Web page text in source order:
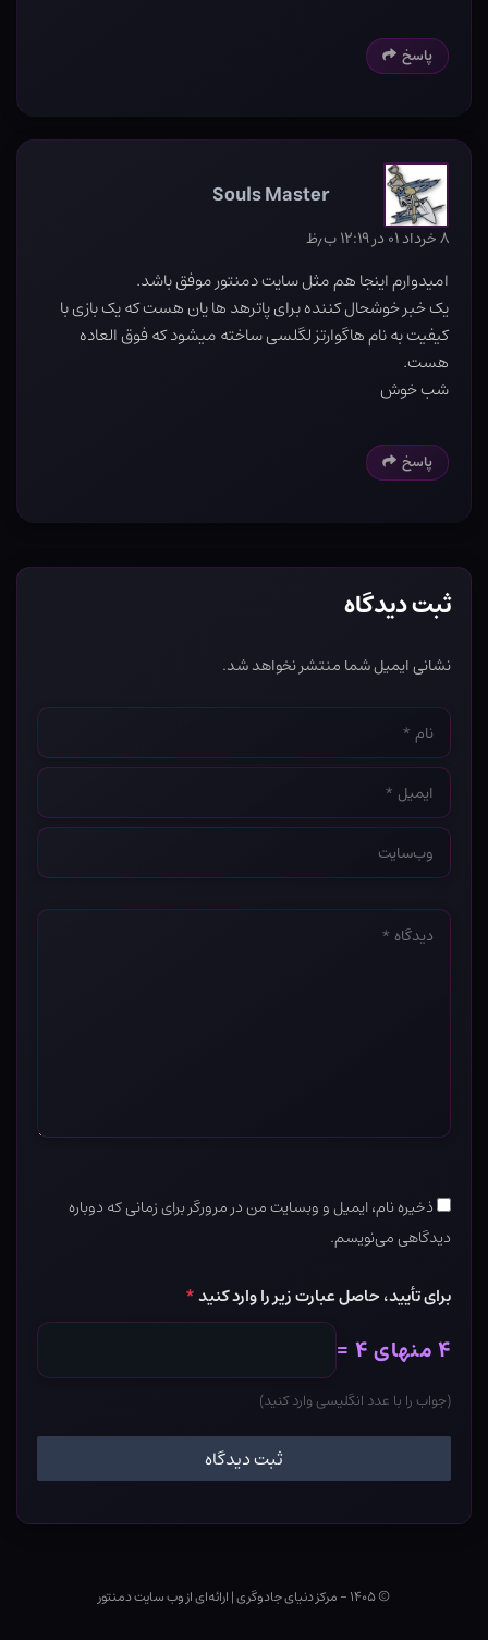
پاسخ
Souls Master
۸ خرداد ۰۱ در ۱۲:۱۹ ب٫ظ
امیدوارم اینجا هم مثل سایت دمنتور موفق باشد.
یک خبر خوشحال کننده برای پاترهد ها یان هست که یک بازی با
کیفیت به نام هاگوارتز لگلسی ساخته میشود که فوق العاده
هست.
شب خوش
پاسخ
ثبت دیدگاه
نشانی ایمیل شما منتشر نخواهد شد.
نام
*
ایمیل
*
وب‌سایت
*
دیدگاه
ذخیره نام، ایمیل و وبسایت من در مرورگر برای زمانی که دوباره
دیدگاهی می‌نویسم.
برای تأیید، حاصل عبارت زیر را وارد کنید*
۴ منهای ۴ =
(جواب را با عدد انگلیسی وارد کنید)
© ۱۴۰۵ - مرکز دنیای جادوگری |ارائه‌ای از وب ‌سایت دمنتور